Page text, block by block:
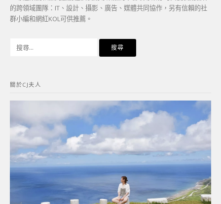
的跨領域團隊：IT、設計、攝影、廣告、媒體共同協作，另有信賴的社
群小編和網紅KOL可供推薦。
字:
關於CJ夫人